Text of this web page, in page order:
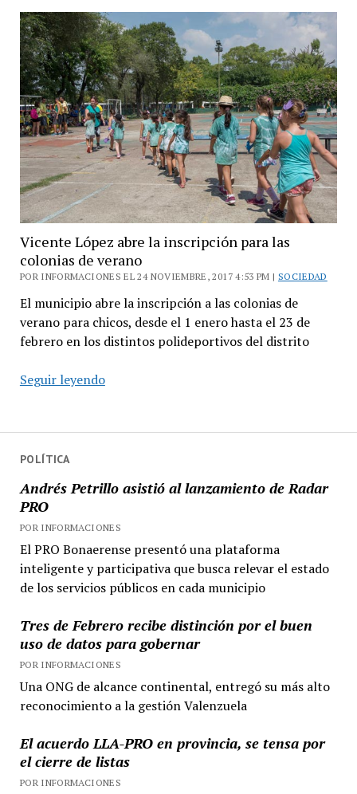
POLÍTICA
Andrés Petrillo asistió al lanzamiento de Radar
PRO
POR INFORMACIONES
El PRO Bonaerense presentó una plataforma
inteligente y participativa que busca relevar el estado
de los servicios públicos en cada municipio
Tres de Febrero recibe distinción por el buen
uso de datos para gobernar
POR INFORMACIONES
Una ONG de alcance continental, entregó su más alto
reconocimiento a la gestión Valenzuela
El acuerdo LLA-PRO en provincia, se tensa por
el cierre de listas
POR INFORMACIONES
inscripción
para
la
Colonia
de
Verano
2019
en
San
Martín
Vicente López abre la inscripción para las
colonias de verano
POR INFORMACIONES EL 24 NOVIEMBRE, 2017 4:53 PM | SOCIEDAD
El municipio abre la inscripción a las colonias de
verano para chicos, desde el 1 enero hasta el 23 de
febrero en los distintos polideportivos del distrito
Seguir leyendoVicente
la
las
de
verano